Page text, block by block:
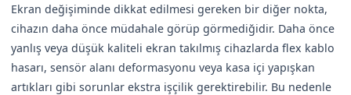
Ekran değişiminde dikkat edilmesi gereken bir diğer nokta,
cihazın daha önce müdahale görüp görmediğidir. Daha önce
yanlış veya düşük kaliteli ekran takılmış cihazlarda flex kablo
hasarı, sensör alanı deformasyonu veya kasa içi yapışkan
artıkları gibi sorunlar ekstra işçilik gerektirebilir. Bu nedenle